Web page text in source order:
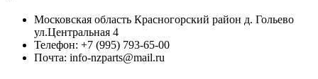
Московская область Красногорский район д. Гольево
ул.Центральная 4
Телефон: +7 (995) 793-65-00
Почта: info-nzparts@mail.ru